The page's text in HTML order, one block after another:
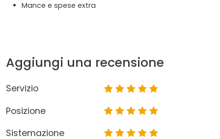
Mance e spese extra
Aggiungi una recensione
Servizio
Posizione
Sistemazione